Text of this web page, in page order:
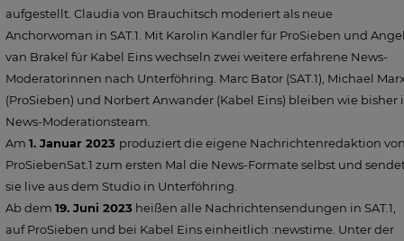
aufgestellt. Claudia von Brauchitsch moderiert als neue
Anchorwoman in SAT.1. Mit Karolin Kandler für ProSieben und
van Brakel für Kabel Eins wechseln zwei weitere erfahrene News-
Moderatorinnen nach Unterföhring. Marc Bator (SAT.1), Michael
(ProSieben) und Norbert Anwander (Kabel Eins) bleiben wie bisher
News-Moderationsteam.
Am 1. Januar 2023 produziert die eigene Nachrichtenredaktion
ProSiebenSat.1 zum ersten Mal die News-Formate selbst und
sie live aus dem Studio in Unterföhring.
Ab dem 19. Juni 2023 heißen alle Nachrichtensendungen in SAT.1,
auf ProSieben und bei Kabel Eins einheitlich :newstime. Unter der